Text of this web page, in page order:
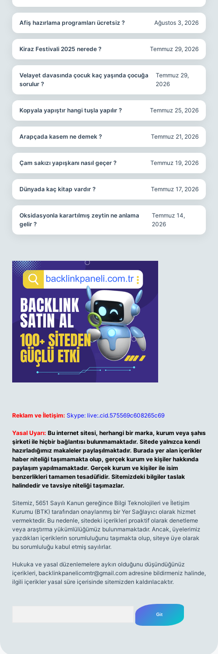
Afiş hazırlama programları ücretsiz ? Ağustos 3, 2026
Kiraz Festivali 2025 nerede ? Temmuz 29, 2026
Velayet davasında çocuk kaç yaşında çocuğa
sorulur ?
Temmuz 29,
2026
Kopyala yapıştır hangi tuşla yapılır ? Temmuz 25, 2026
Arapçada kasem ne demek ? Temmuz 21, 2026
Çam sakızı yapışkanı nasıl geçer ? Temmuz 19, 2026
Dünyada kaç kitap vardır ? Temmuz 17, 2026
Oksidasyonla karartılmış zeytin ne anlama
gelir ?
Temmuz 14,
2026
Reklam ve İletişim: Skype: live:.cid.575569c608265c69
Yasal Uyarı: Bu internet sitesi, herhangi bir marka, kurum veya şahıs
şirketi ile hiçbir bağlantısı bulunmamaktadır. Sitede yalnızca kendi
hazırladığımız makaleler paylaşılmaktadır. Burada yer alan içerikler
haber niteliği taşımamakta olup, gerçek kurum ve kişiler hakkında
paylaşım yapılmamaktadır. Gerçek kurum ve kişiler ile isim
benzerlikleri tamamen tesadüfidir. Sitemizdeki bilgiler taslak
halindedir ve tavsiye niteliği taşımazlar.
Sitemiz, 5651 Sayılı Kanun gereğince Bilgi Teknolojileri ve İletişim
Kurumu (BTK) tarafından onaylanmış bir Yer Sağlayıcı olarak hizmet
vermektedir. Bu nedenle, sitedeki içerikleri proaktif olarak denetleme
veya araştırma yükümlülüğümüz bulunmamaktadır. Ancak, üyelerimiz
yazdıkları içeriklerin sorumluluğunu taşımakta olup, siteye üye olarak
bu sorumluluğu kabul etmiş sayılırlar.
Hukuka ve yasal düzenlemelere aykırı olduğunu düşündüğünüz
içerikleri, backlinkpanelicomtr@gmail.com adresine bildirmeniz halinde,
ilgili içerikler yasal süre içerisinde sitemizden kaldırılacaktır.